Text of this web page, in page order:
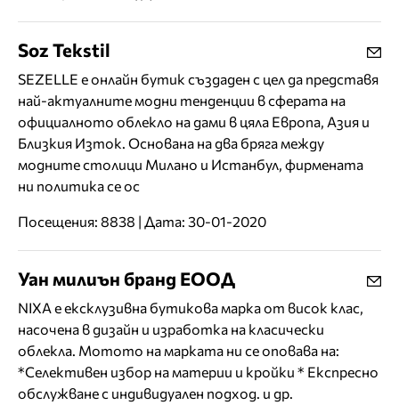
Soz Tekstil
SEZELLE е онлайн бутик създаден с цел да представя
най-актуалните модни тенденции в сферата на
официалното облекло на дами в цяла Европа, Азия и
Близкия Изток. Основана на два бряга между
модните столици Милано и Истанбул, фирмената
ни политика се ос
Посещения: 8838 | Дата: 30-01-2020
Уан милиън бранд ЕООД
NIXA е ексклузивна бутикова марка от висок клас,
насочена в дизайн и изработка на класически
облекла. Мотото на марката ни се оповава на:
*Селективен избор на материи и кройки * Експресно
обслужване с индивидуален подход. и др.